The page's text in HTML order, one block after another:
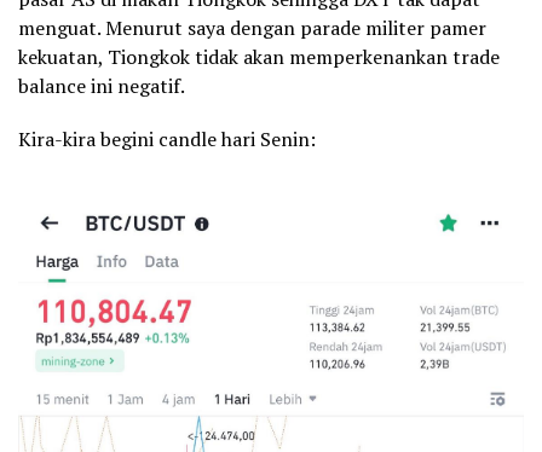
menguat. Menurut saya dengan parade militer pamer
kekuatan, Tiongkok tidak akan memperkenankan trade
balance ini negatif.
Kira-kira begini candle hari Senin: